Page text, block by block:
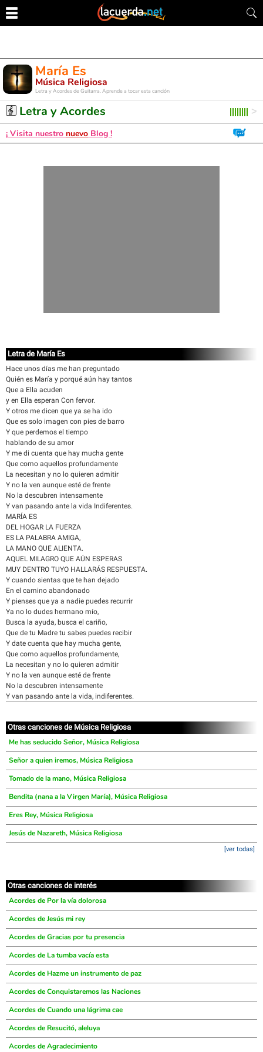
María Es
Música Religiosa
Letra y Acordes de Guitarra. Aprende a tocar esta canción
Letra y Acordes
¡ Visita nuestro nuevo Blog !
Letra de María Es
Hace unos días me han preguntado
Quién es María y porqué aún hay tantos
Que a Ella acuden
y en Ella esperan Con fervor.
Y otros me dicen que ya se ha ido
Que es solo imagen con pies de barro
Y que perdemos el tiempo
hablando de su amor
Y me di cuenta que hay mucha gente
Que como aquellos profundamente
La necesitan y no lo quieren admitir
Y no la ven aunque esté de frente
No la descubren intensamente
Y van pasando ante la vida Indiferentes.
MARÍA ES
DEL HOGAR LA FUERZA
ES LA PALABRA AMIGA,
LA MANO QUE ALIENTA.
AQUEL MILAGRO QUE AÚN ESPERAS
MUY DENTRO TUYO HALLARÁS RESPUESTA.
Y cuando sientas que te han dejado
En el camino abandonado
Y pienses que ya a nadie puedes recurrir
Ya no lo dudes hermano mío,
Busca la ayuda, busca el cariño,
Que de tu Madre tu sabes puedes recibir
Y date cuenta que hay mucha gente,
Que como aquellos profundamente,
La necesitan y no lo quieren admitir
Y no la ven aunque esté de frente
No la descubren intensamente
Y van pasando ante la vida, indiferentes.
Otras canciones de Música Religiosa
Me has seducido Señor, Música Religiosa
Señor a quien iremos, Música Religiosa
Tomado de la mano, Música Religiosa
Bendita (nana a la Virgen María), Música Religiosa
Eres Rey, Música Religiosa
Jesús de Nazareth, Música Religiosa
[ver todas]
Otras canciones de interés
Acordes de Por la vía dolorosa
Acordes de Jesús mi rey
Acordes de Gracias por tu presencia
Acordes de La tumba vacía esta
Acordes de Hazme un instrumento de paz
Acordes de Conquistaremos las Naciones
Acordes de Cuando una lágrima cae
Acordes de Resucitó, aleluya
Acordes de Agradecimiento